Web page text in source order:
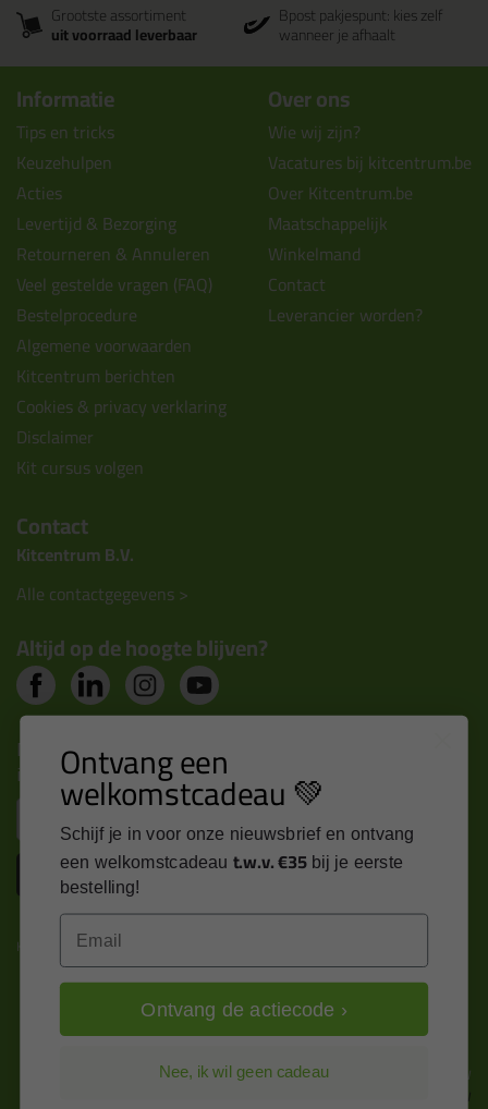
Grootste assortiment
uit voorraad leverbaar
Bpost pakjespunt: kies zelf
wanneer je afhaalt
Informatie
Tips en tricks
Keuzehulpen
Acties
Levertijd & Bezorging
Retourneren & Annuleren
Veel gestelde vragen (FAQ)
Bestelprocedure
Algemene voorwaarden
Kitcentrum berichten
Cookies & privacy verklaring
Disclaimer
Kit cursus volgen
Over ons
Wie wij zijn?
Vacatures bij kitcentrum.be
Over Kitcentrum.be
Maatschappelijk
Winkelmand
Contact
Leverancier worden?
Contact
Kitcentrum B.V.
Alle contactgegevens >
Altijd op de hoogte blijven?
Nieuws, tips en exclusieve deals rechtstreeks in je
inbox
Inschrijven
Kitcentrum is trots op:
Alle prijzen zijn in EURO en excl. 21% BTW
wijzig naar incl. BTW
Ontvang een
welkomstcadeau 💚
Schijf je in voor onze nieuwsbrief en ontvang
een welkomstcadeau t.w.v. €35 bij je eerste
bestelling!
Email
Ontvang de actiecode ›
Nee, ik wil geen cadeau